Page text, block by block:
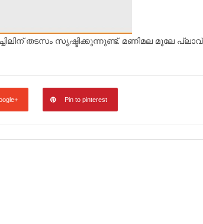
തടസം സൃഷ്ടിക്കുന്നുണ്ട്. മണിമല മൂലേ പ്ലാവ്
Pin to pinterest